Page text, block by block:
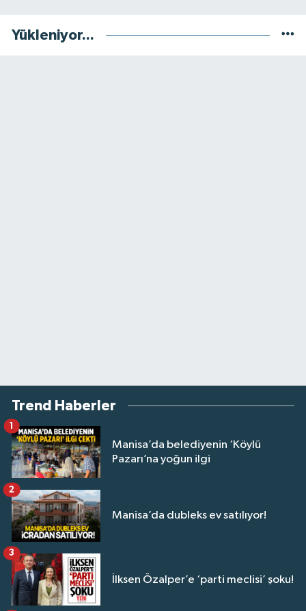
Yükleniyor...
Trend Haberler
Manisa’da belediyenin ‘Köylü
Pazarı’na yoğun ilgi
1
Manisa’da dubleks ev satılıyor!
2
İlksen Özalper’e ‘parti meclisi’ şoku!
3